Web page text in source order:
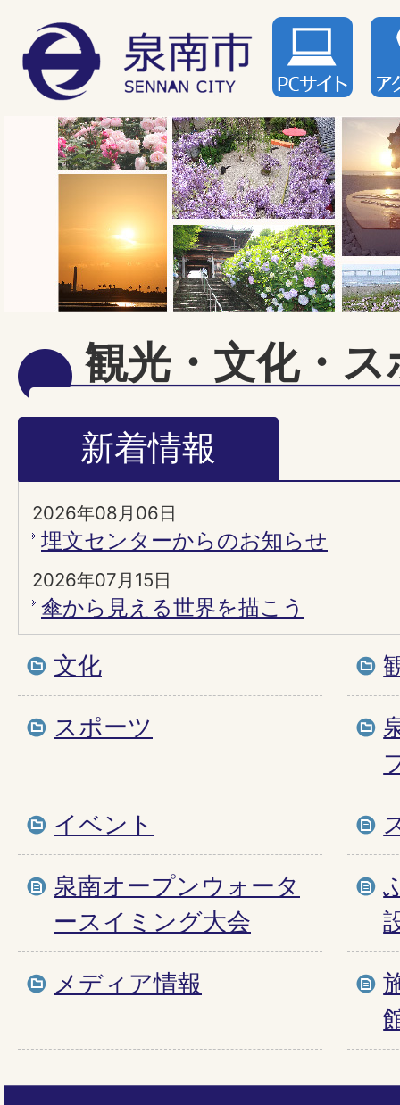
観光・文化・ス
新着情報
2026年08月06日
埋文センターからのお知らせ
2026年07月15日
傘から見える世界を描こう
文化
スポーツ
イベント
泉南オープンウォータ
ースイミング大会
メディア情報